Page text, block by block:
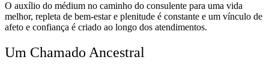
O auxílio do médium no caminho do consulente para uma vida
melhor, repleta de bem-estar e plenitude é constante e um vínculo de
afeto e confiança é criado ao longo dos atendimentos.
Um Chamado Ancestral